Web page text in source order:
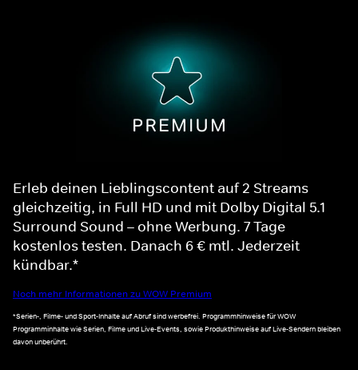
Erleb deinen Lieblingscontent auf 2 Streams
gleichzeitig, in Full HD und mit Dolby Digital 5.1
Surround Sound – ohne Werbung. 7 Tage
kostenlos testen. Danach 6 € mtl. Jederzeit
kündbar.*
Noch mehr Informationen zu WOW Premium
*Serien-, Filme- und Sport-Inhalte auf Abruf sind werbefrei. Programmhinweise für WOW
Programminhalte wie Serien, Filme und Live-Events, sowie Produkthinweise auf Live-Sendern bleiben
davon unberührt.